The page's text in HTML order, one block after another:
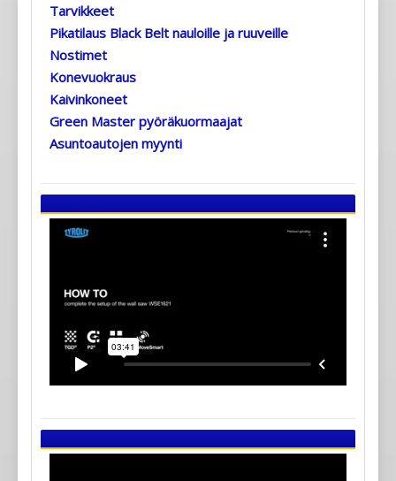
Tarvikkeet
Pikatilaus Black Belt nauloille ja ruuveille
Nostimet
Konevuokraus
Kaivinkoneet
Green Master pyöräkuormaajat
Asuntoautojen myynti